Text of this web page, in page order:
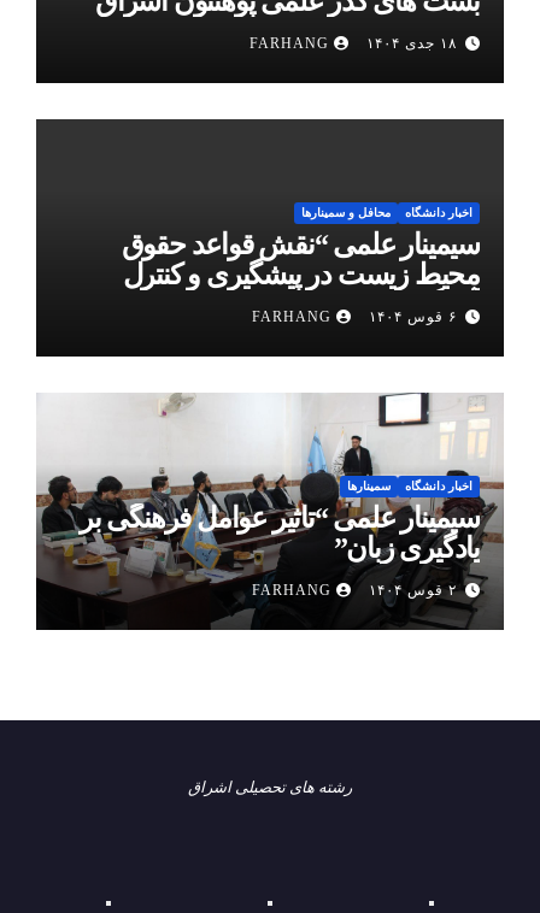
۱۸ جدی ۱۴۰۴ FARHANG
اخبار دانشگاه محافل و سمینارها
سیمینار علمی “نقش قواعد حقوق
محیط زیست در پیشگیری و کنترل
آلودگی هوا”
۶ قوس ۱۴۰۴ FARHANG
اخبار دانشگاه سمینارها
سیمینار علمی “تأثیر عوامل فرهنگی بر
یادگیری زبان”
۲ قوس ۱۴۰۴ FARHANG
رشته های تحصیلی اشراق